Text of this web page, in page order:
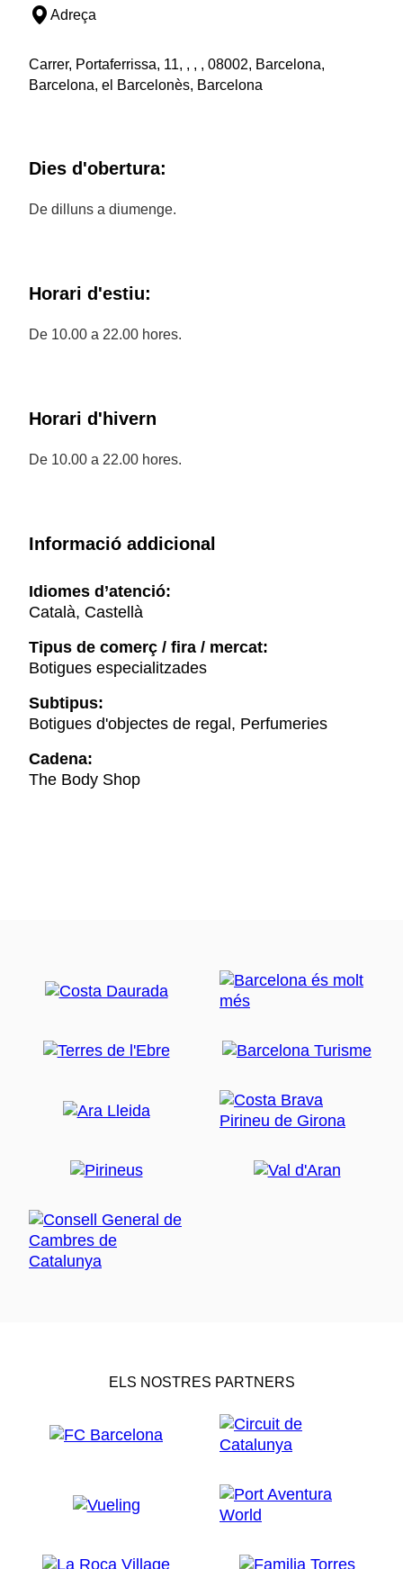
Adreça
Carrer, Portaferrissa, 11, , , , 08002, Barcelona,
Barcelona, el Barcelonès, Barcelona
Dies d'obertura:
De dilluns a diumenge.
Horari d'estiu:
De 10.00 a 22.00 hores.
Horari d'hivern
De 10.00 a 22.00 hores.
Informació addicional
Idiomes d’atenció:
Català, Castellà
Tipus de comerç / fira / mercat:
Botigues especialitzades
Subtipus:
Botigues d'objectes de regal, Perfumeries
Cadena:
The Body Shop
ELS NOSTRES PARTNERS